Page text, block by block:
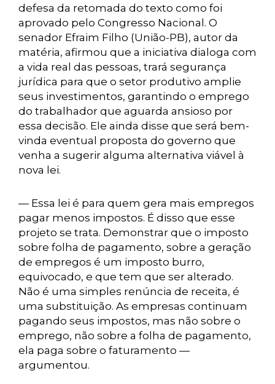
defesa da retomada do texto como foi
aprovado pelo Congresso Nacional. O
senador Efraim Filho (União-PB), autor da
matéria, afirmou que a iniciativa dialoga com
a vida real das pessoas, trará segurança
jurídica para que o setor produtivo amplie
seus investimentos, garantindo o emprego
do trabalhador que aguarda ansioso por
essa decisão. Ele ainda disse que será bem-
vinda eventual proposta do governo que
venha a sugerir alguma alternativa viável à
nova lei.
— Essa lei é para quem gera mais empregos
pagar menos impostos. É disso que esse
projeto se trata. Demonstrar que o imposto
sobre folha de pagamento, sobre a geração
de empregos é um imposto burro,
equivocado, e que tem que ser alterado.
Não é uma simples renúncia de receita, é
uma substituição. As empresas continuam
pagando seus impostos, mas não sobre o
emprego, não sobre a folha de pagamento,
ela paga sobre o faturamento —
argumentou.